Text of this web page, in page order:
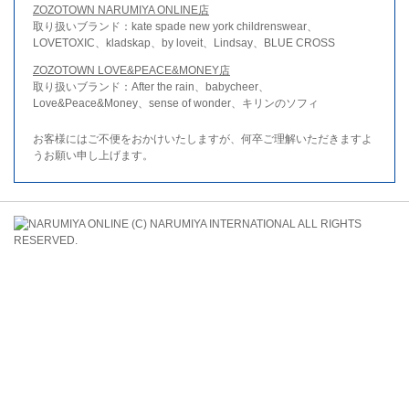
ZOZOTOWN NARUMIYA ONLINE店
取り扱いブランド：kate spade new york childrenswear、
LOVETOXIC、kladskap、by loveit、Lindsay、BLUE CROSS
ZOZOTOWN LOVE&PEACE&MONEY店
取り扱いブランド：After the rain、babycheer、
Love&Peace&Money、sense of wonder、キリンのソフィ
お客様にはご不便をおかけいたしますが、何卒ご理解いただきますよ
うお願い申し上げます。